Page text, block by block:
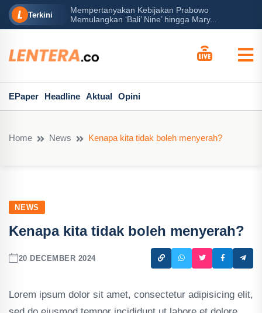
Terkini
Mempertanyakan Kebijakan Prabowo
Memulangkan ‘Bali’ Nine’ hingga Mary...
EPaper Headline Aktual Opini
Home News Kenapa kita tidak boleh menyerah?
NEWS
Kenapa kita tidak boleh menyerah?
20 DECEMBER 2024
Lorem ipsum dolor sit amet, consectetur adipisicing elit,